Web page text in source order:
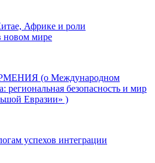
Африке и роли
новом мире
(о Международном
региональная безопасность и мир
Евразии» )
успехов интеграции